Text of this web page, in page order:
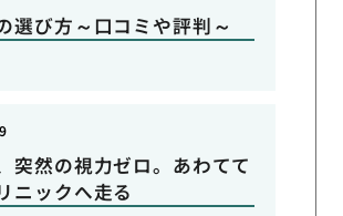
選び方～口コミや評判～
突然の視力ゼロ。あわてて
ニックへ走る